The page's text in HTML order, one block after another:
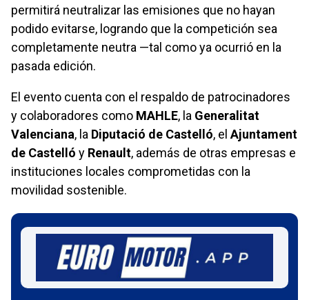
permitirá neutralizar las emisiones que no hayan
podido evitarse, logrando que la competición sea
completamente neutra —tal como ya ocurrió en la
pasada edición.
El evento cuenta con el respaldo de patrocinadores
y colaboradores como MAHLE, la Generalitat
Valenciana, la Diputació de Castelló, elAjuntament
de Castelló y Renault, además de otras empresas e
instituciones locales comprometidas con la
movilidad sostenible.